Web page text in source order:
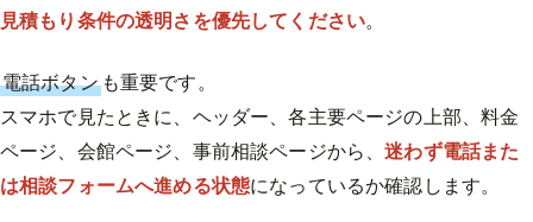
見積もり条件の透明さを優先してください。
電話ボタンも重要です。
スマホで見たときに、ヘッダー、各主要ページの上部、料金
ページ、会館ページ、事前相談ページから、迷わず電話また
は相談フォームへ進める状態になっているか確認します。